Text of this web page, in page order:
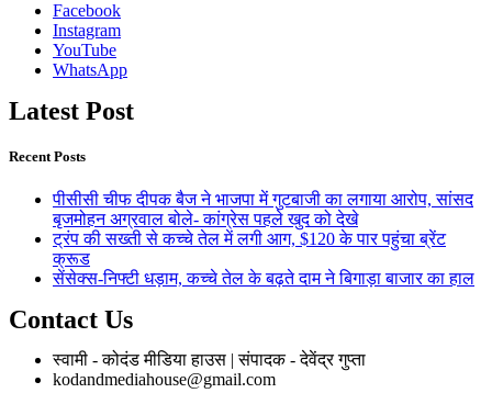
Facebook
Instagram
YouTube
WhatsApp
Latest Post
Recent Posts
पीसीसी चीफ दीपक बैज ने भाजपा में गुटबाजी का लगाया आरोप, सांसद
बृजमोहन अग्रवाल बोले- कांग्रेस पहले खुद को देखे
ट्रंप की सख्ती से कच्चे तेल में लगी आग, $120 के पार पहुंचा ब्रेंट
क्रूड
सेंसेक्स-निफ्टी धड़ाम, कच्चे तेल के बढ़ते दाम ने बिगाड़ा बाजार का हाल
Contact Us
स्वामी - कोदंड मीडिया हाउस | संपादक - देवेंद्र गुप्ता
kodandmediahouse@gmail.com